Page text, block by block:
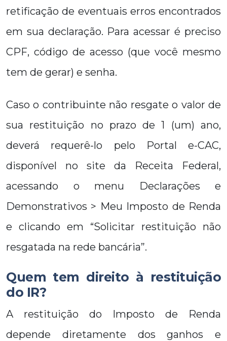
retificação de eventuais erros encontrados
em sua declaração. Para acessar é preciso
CPF, código de acesso (que você mesmo
tem de gerar) e senha.
Caso o contribuinte não resgate o valor de
sua restituição no prazo de 1 (um) ano,
deverá requerê-lo pelo Portal e-CAC,
disponível no site da Receita Federal,
acessando o menu Declarações e
Demonstrativos > Meu Imposto de Renda
e clicando em “Solicitar restituição não
resgatada na rede bancária”.
Quem tem direito à restituição
do IR?
A restituição do Imposto de Renda
depende diretamente dos ganhos e